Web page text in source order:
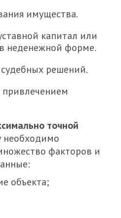
имущества.
капитал или
в неденежной форме.
решений.
точной
необходимо
факторов и
объекта;